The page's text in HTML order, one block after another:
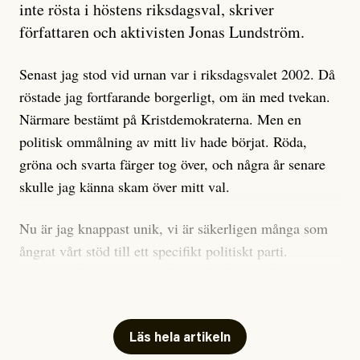
ännu mer ryktesspridning. Det finns inte ett enda bevis
misstänkta personen är en infiltratör. Det som läsaren
får veta är att personen har ändrat sina politiska åsikter
under åren, att den har raderat tidigare innehåll på sina
sociala medier, att artikelns författare inte förstår sig
på personens ekonomi och att det tydligen finns
anonyma röster inom rörelsen som säger saker som
anses vara anledningar att titta närmare på personen,
men ingenting av detta är tillräckligt för att hänga ut
inom palestinarörelsen.
inte rösta i höstens riksdagsval, skriver
författaren och aktivisten Jonas Lundström.
Senast jag stod vid urnan var i riksdagsvalet 2002. Då
röstade jag fortfarande borgerligt, om än med tvekan.
Närmare bestämt på Kristdemokraterna. Men en
politisk ommålning av mitt liv hade börjat. Röda,
gröna och svarta färger tog över, och några år senare
skulle jag känna skam över mitt val.
Nu är jag knappast unik, vi är säkerligen många som
ångrat vårt stöd till ett specifikt politiskt parti.
Mitt huvudargument för riksdagsvalsbojkott är etiskt.
Läs hela artikeln